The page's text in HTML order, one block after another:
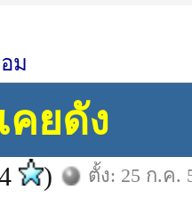
ม
คยดัง
) ตั้ง: 25 ก.ค.